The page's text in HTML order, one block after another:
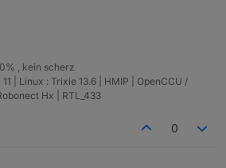
, kein scherz
| Linux : Trixie 13.6 | HMIP | OpenCCU /
Hx | RTL_433
0